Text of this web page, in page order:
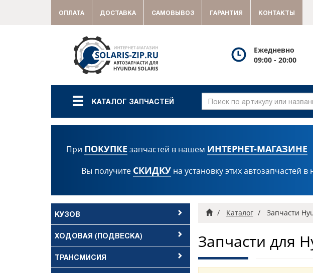
КАТАЛОГ ЗАПЧАСТЕЙ
При ПОКУПКЕ запчастей в нашем ИНТЕРНЕТ-МАГАЗИНЕ
Вы получите СКИДКУ на установку этих автозапчастей
ГлавнаяКаталог Запчасти
Запчасти для
КУЗОВ
ХОДОВАЯ (ПОДВЕСКА)
ТРАНСМИСИЯ
ОПЛАТА ДОСТАВКА САМОВЫВОЗ ГАРАНТИЯ КОНТАКТЫ
график
работы
Ежедневно
09:00 - 20:00